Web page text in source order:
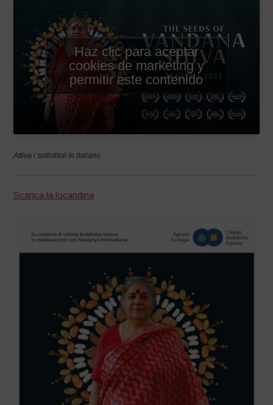
Haz clic para aceptar
cookies de marketing y
permitir este contenido
Attiva i sottotitoli in italiano
Scarica la locandina